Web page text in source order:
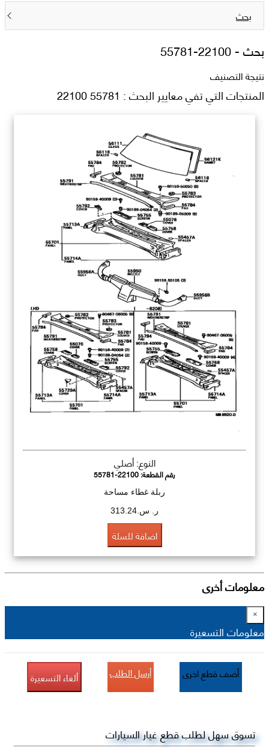
بحث
بحث -55781-22100
نتيجة التصنيف
المنتجات التي تفي معايير البحث : 55781 22100
النوع: أصلي
رقم القطعة:55781-22100
ربلة غطاء مساحة
ر. س.313.24
اضافة للسلة
معلومات أخرى
×
معلومات التسعيرة
أضف قطع اخرى أرسل الطلب ألغاء التسعيرة
تسوق سهل لطلب قطع غيار السيارات